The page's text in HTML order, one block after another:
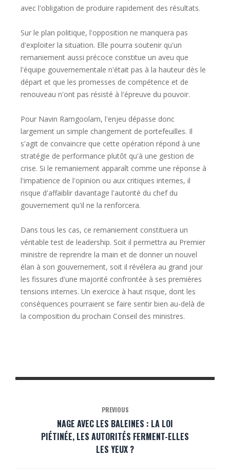
avec l'obligation de produire rapidement des résultats.
Sur le plan politique, l'opposition ne manquera pas
d'exploiter la situation. Elle pourra soutenir qu'un
remaniement aussi précoce constitue un aveu que
l'équipe gouvernementale n'était pas à la hauteur dès le
départ et que les promesses de compétence et de
renouveau n'ont pas résisté à l'épreuve du pouvoir.
Pour Navin Ramgoolam, l'enjeu dépasse donc
largement un simple changement de portefeuilles. Il
s'agit de convaincre que cette opération répond à une
stratégie de performance plutôt qu'à une gestion de
crise. Si le remaniement apparaît comme une réponse à
l'impatience de l'opinion ou aux critiques internes, il
risque d'affaiblir davantage l'autorité du chef du
gouvernement qu'il ne la renforcera.
Dans tous les cas, ce remaniement constituera un
véritable test de leadership. Soit il permettra au Premier
ministre de reprendre la main et de donner un nouvel
élan à son gouvernement, soit il révélera au grand jour
les fissures d'une majorité confrontée à ses premières
tensions internes. Un exercice à haut risque, dont les
conséquences pourraient se faire sentir bien au-delà de
la composition du prochain Conseil des ministres.
PREVIOUS
NAGE AVEC LES BALEINES : LA LOI
PIÉTINÉE, LES AUTORITÉS FERMENT-ELLES
LES YEUX ?